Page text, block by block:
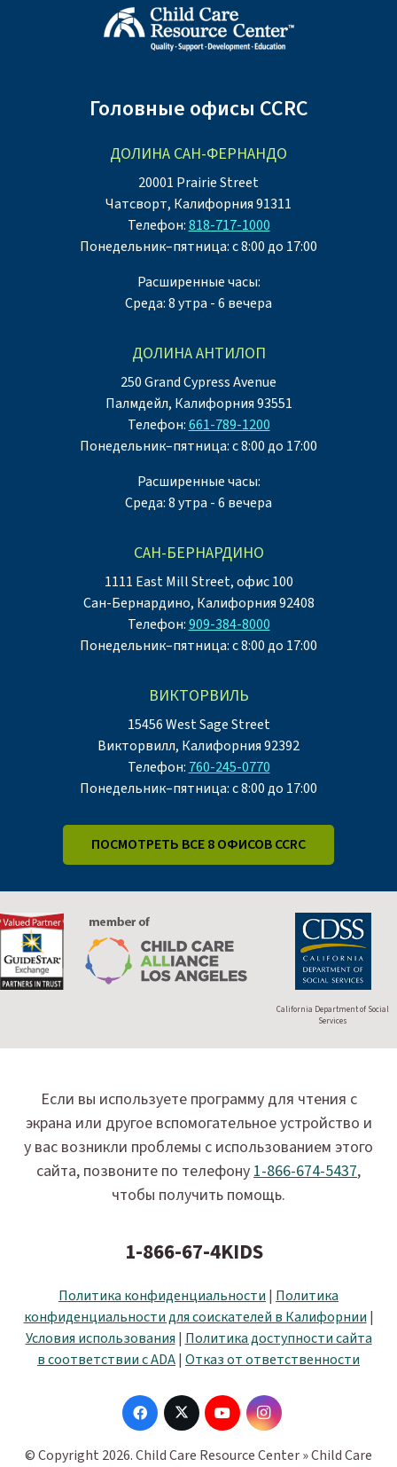
Головные офисы CCRC
ДОЛИНА САН-ФЕРНАНДО
20001 Prairie Street
Чатсворт, Калифорния 91311
Телефон:818-717-1000
Понедельник–пятница: с 8:00 до 17:00
Расширенные часы:
Среда: 8 утра - 6 вечера
ДОЛИНА АНТИЛОП
250 Grand Cypress Avenue
Палмдейл, Калифорния 93551
Телефон:661-789-1200
Понедельник–пятница: с 8:00 до 17:00
Расширенные часы:
Среда: 8 утра - 6 вечера
САН-БЕРНАРДИНО
1111 East Mill Street, офис 100
Сан-Бернардино, Калифорния 92408
Телефон:909-384-8000
Понедельник–пятница: с 8:00 до 17:00
ВИКТОРВИЛЬ
15456 West Sage Street
Викторвилл, Калифорния 92392
Телефон: 760-245-0770
Понедельник–пятница: с 8:00 до 17:00
ПОСМОТРЕТЬ ВСЕ 8 ОФИСОВ CCRC
California Department of Social
Services
Если вы используете программу для чтения с
экрана или другое вспомогательное устройство и
у вас возникли проблемы с использованием этого
сайта, позвоните по телефону 1-866-674-5437,
чтобы получить помощь.
1-866-67-4KIDS
Политика конфиденциальности | Политика
конфиденциальности для соискателей в Калифорнии |
Условия использования | Политика доступности сайта
в соответствии с ADA| Отказ от ответственности
© Copyright 2026. Child Care Resource Center » Child Care